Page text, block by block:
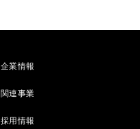
企業情報
関連事業
採用情報